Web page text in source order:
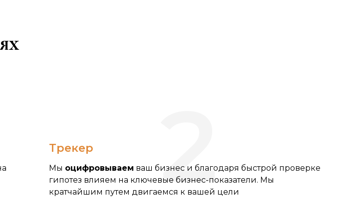
Трекер
Мы оцифровываем ваш бизнес и благодаря быстрой проверке
гипотез влияем на ключевые бизнес-показатели. Мы
кратчайшим путем двигаемся к вашей цели
2